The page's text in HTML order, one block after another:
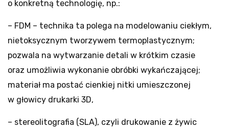
o konkretną technologię, np.:
– FDM – technika ta polega na modelowaniu ciekłym,
nietoksycznym tworzywem termoplastycznym;
pozwala na wytwarzanie detali w krótkim czasie
oraz umożliwia wykonanie obróbki wykańczającej;
materiał ma postać cienkiej nitki umieszczonej
w głowicy drukarki 3D,
– stereolitografia (SLA), czyli drukowanie z żywic